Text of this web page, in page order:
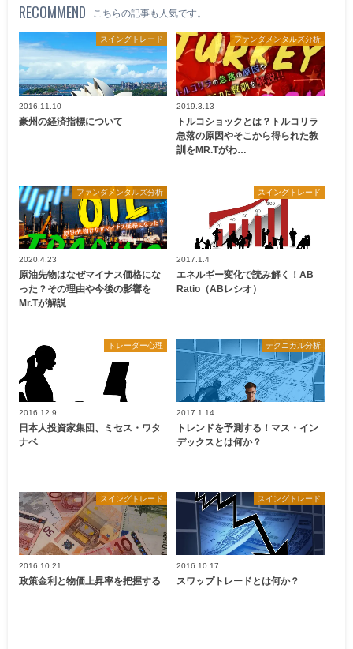
RECOMMEND こちらの記事も人気です。
スイングトレード
2016.11.10
豪州の経済指標について
ファンダメンタルズ分析
2019.3.13
トルコショックとは？トルコリラ
急落の原因やそこから得られた教
訓をMR.Tがわ…
ファンダメンタルズ分析
2020.4.23
原油先物はなぜマイナス価格にな
った？その理由や今後の影響を
Mr.Tが解説
スイングトレード
2017.1.4
エネルギー変化で読み解く！AB
Ratio（ABレシオ）
トレーダー心理
2016.12.9
日本人投資家集団、ミセス・ワタ
ナベ
テクニカル分析
2017.1.14
トレンドを予測する！マス・イン
デックスとは何か？
スイングトレード
2016.10.21
政策金利と物価上昇率を把握する
スイングトレード
2016.10.17
スワップトレードとは何か？